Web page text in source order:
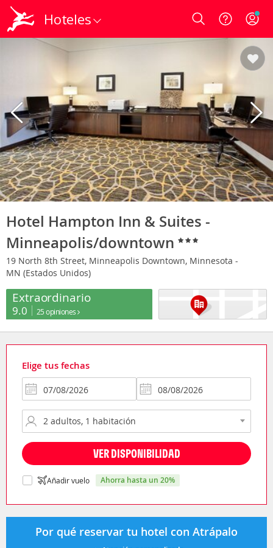
Hoteles Login
Hotel Hampton Inn & Suites -
Minneapolis/downtown
19 North 8th Street, Minneapolis Downtown, Minnesota -
MN (Estados Unidos)
Extraordinario
9.0 25 opiniones
Elige tus fechas
VER DISPONIBILIDAD
Añadir vuelo ahorra hasta un 20%
Por qué reservar tu hotel con Atrápalo